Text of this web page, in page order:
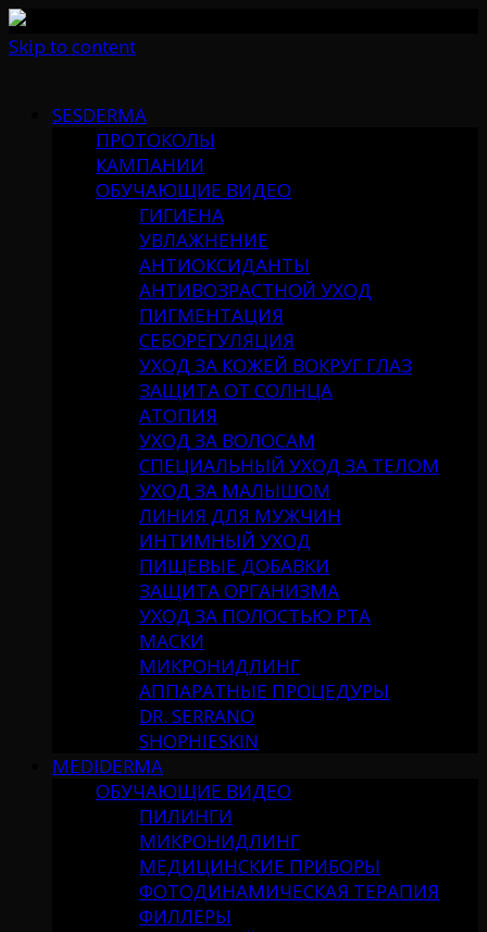
Skip to content
SESDERMA
ПРОТОКОЛЫ
КАМПАНИИ
ОБУЧАЮЩИЕ ВИДЕО
ГИГИЕНА
УВЛАЖНЕНИЕ
АНТИОКСИДАНТЫ
АНТИВОЗРАСТНОЙ УХОД
ПИГМЕНТАЦИЯ
СЕБОРЕГУЛЯЦИЯ
УХОД ЗА КОЖЕЙ ВОКРУГ ГЛАЗ
ЗАЩИТА ОТ СОЛНЦА
АТОПИЯ
УХОД ЗА ВОЛОСАМ
СПЕЦИАЛЬНЫЙ УХОД ЗА ТЕЛОМ
УХОД ЗА МАЛЫШОМ
ЛИНИЯ ДЛЯ МУЖЧИН
ИНТИМНЫЙ УХОД
ПИЩЕВЫЕ ДОБАВКИ
ЗАЩИТА ОРГАНИЗМА
УХОД ЗА ПОЛОСТЬЮ РТА
МАСКИ
МИКРОНИДЛИНГ
АППАРАТНЫЕ ПРОЦЕДУРЫ
DR. SERRANO
SHOPHIESKIN
MEDIDERMA
ОБУЧАЮЩИЕ ВИДЕО
ПИЛИНГИ
МИКРОНИДЛИНГ
МЕДИЦИНСКИЕ ПРИБОРЫ
ФОТОДИНАМИЧЕСКАЯ ТЕРАПИЯ
ФИЛЛЕРЫ